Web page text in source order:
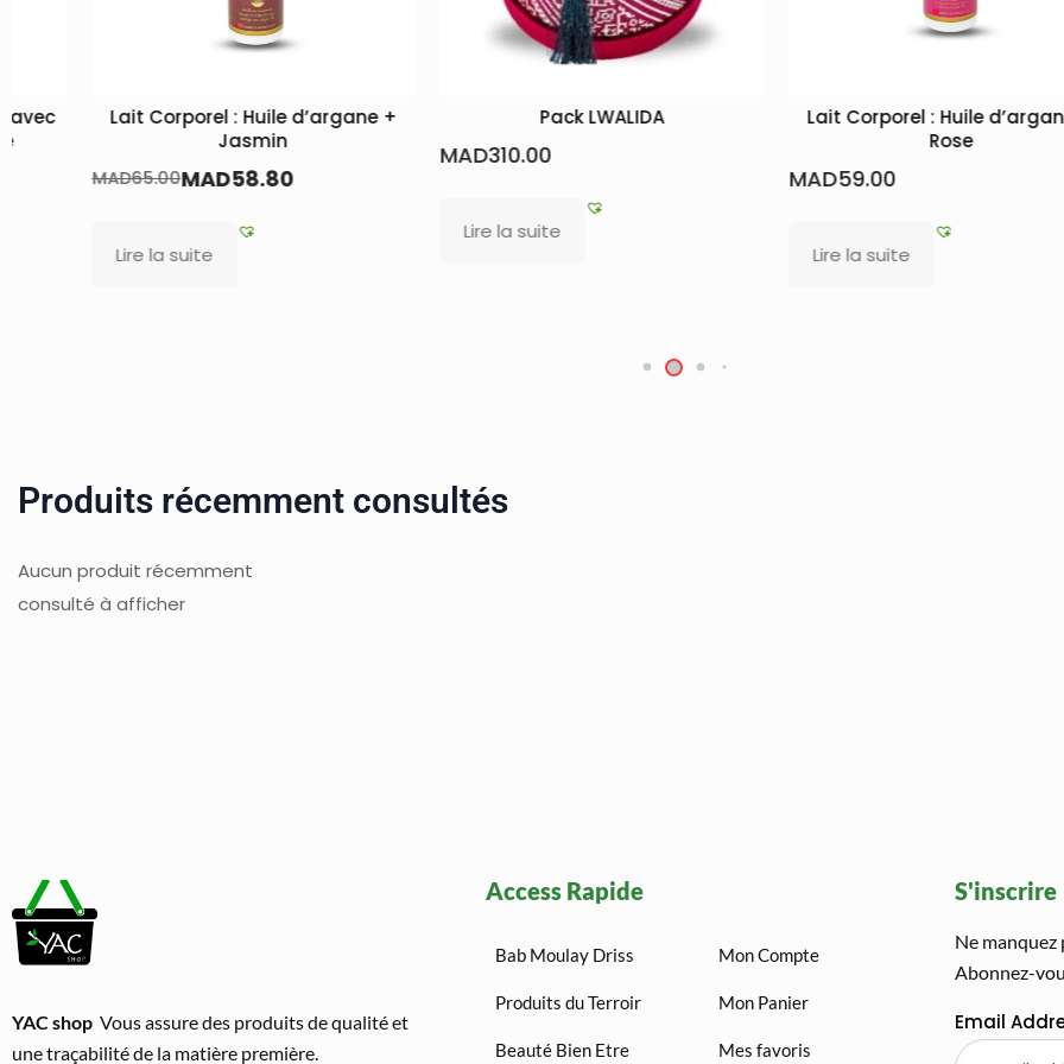
d’argane +
Pack LWALIDA
310.00
Lire la suite
Lait Corporel : Huile d’argane +
Coffret artisanal
des produits
Produits récemment consultés
Aucun produit récemment
consulté à afficher
YAC shop Vous assure des produits de qualité et
une traçabilité de la matière première.
Access Rapide
Bab Moulay Driss
Produits du Terroir
Beauté Bien Etre
Mon Compte
Mon Panier
Mes favoris
S'inscrire
Ne manquez
Abonnez-
Email